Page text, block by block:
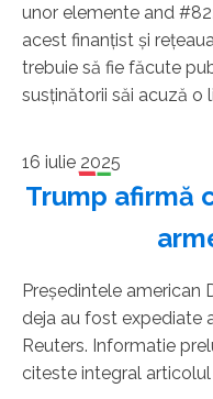
unor elemente and
acest finanţist şi
trebuie să fie făcute
susţinătorii săi acuză o
16 iulie 2025
Trump afirmă
Preşedintele american
deja au fost expediate
Reuters. Informatie
citeste integral